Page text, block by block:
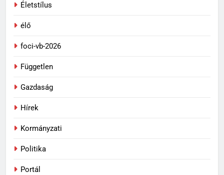
Életstílus
élő
foci-vb-2026
Független
Gazdaság
Hírek
Kormányzati
Politika
Portál